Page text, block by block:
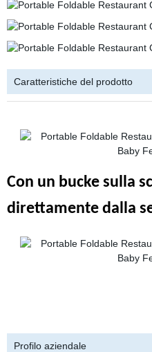
Caratteristiche del prodotto
Con un bucke sulla
direttamente dalla
Profilo aziendale